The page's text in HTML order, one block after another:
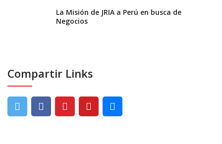
La Misión de JRIA a Perú en busca de
Negocios
Compartir Links